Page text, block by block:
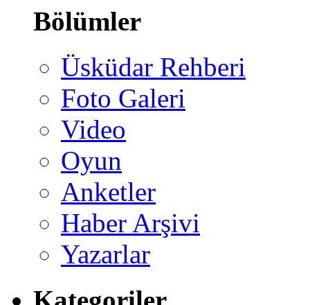
Bölümler
Üsküdar Rehberi
Foto Galeri
Video
Oyun
Anketler
Haber Arşivi
Yazarlar